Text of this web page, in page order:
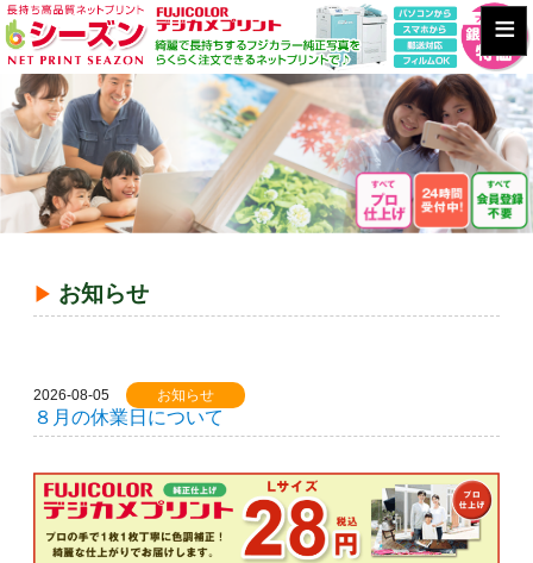
≡
お知らせ
2026-08-05 お知らせ
８月の休業日について